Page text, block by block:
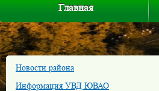
Главная
Новости района
Информация УВД ЮВАО